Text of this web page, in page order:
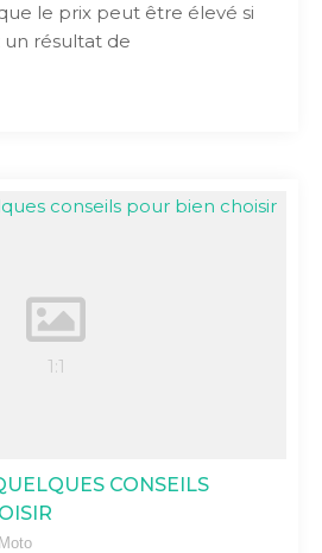
le prix peut être élevé si
résultat de
CONSEILS
Moto